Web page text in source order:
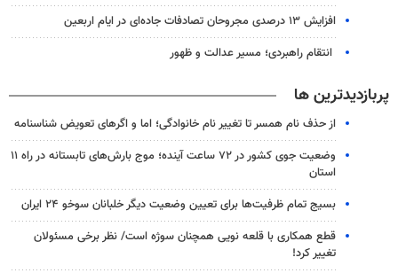
افزایش ۱۳ درصدی مجروحان تصادفات جاده‌ای در ایام اربعین
انتقام راهبردی؛ مسیر عدالت و ظهور
پربازدیدترین ها
از حذف نام همسر تا تغییر نام خانوادگی؛ اما و اگرهای تعویض شناسنامه
وضعیت جوی کشور در ۷۲ ساعت آینده؛ موج بارش‌های تابستانه در راه ۱۱
استان
بسیج تمام ظرفیت‌ها برای تعیین وضعیت دیگر خلبانان سوخو ۲۴ ایران
قطع همکاری با قلعه نویی همچنان سوژه است/ نظر برخی مسئولان
تغییر کرد!